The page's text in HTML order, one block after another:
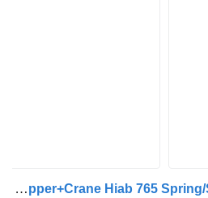
Toyota HINO 14T 4X2 Tipper+Crane Hiab 765 Spring/Spring Manual Gearbox